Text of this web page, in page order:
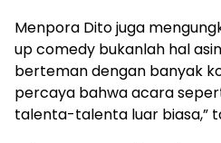
Menpora Dito juga
up comedy bukanlah hal
berteman dengan banyak
percaya bahwa acara
talenta-talenta luar biasa,”